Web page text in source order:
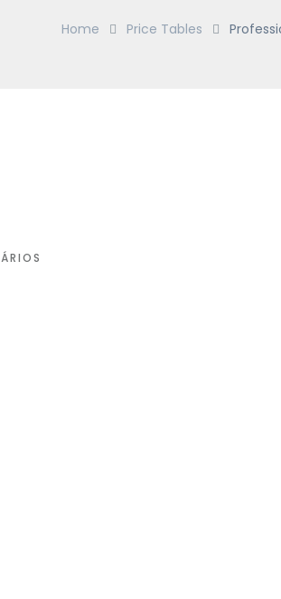
Home Price Tables